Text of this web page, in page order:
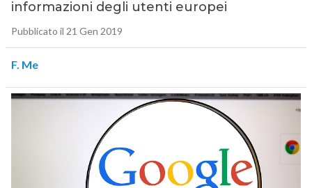
informazioni degli utenti europei
Pubblicato il 21 Gen 2019
F. Me